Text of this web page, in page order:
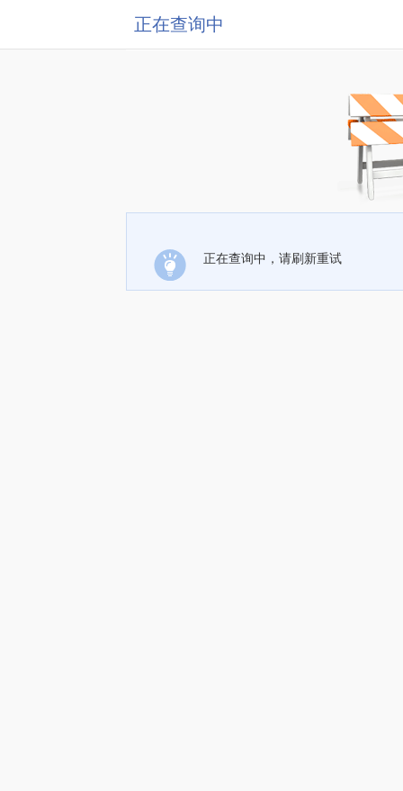
正在查询中
正在查询中，请刷新重试